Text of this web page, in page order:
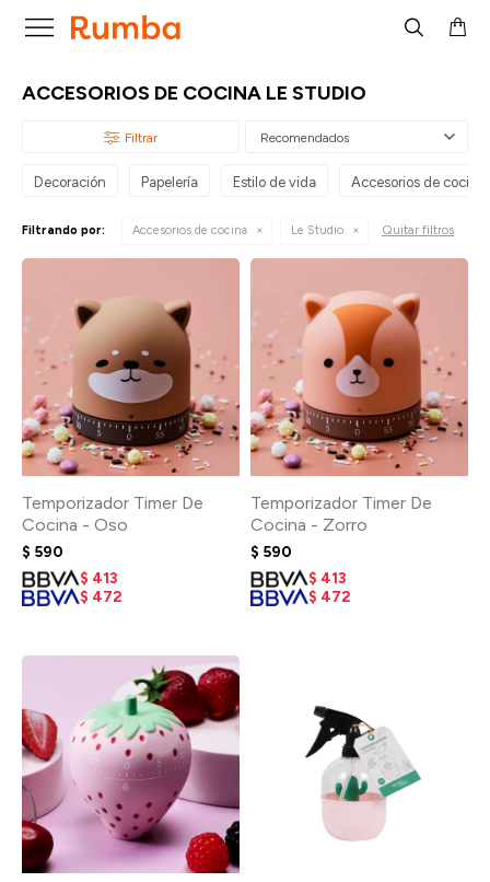

ACCESORIOS DE COCINA LE STUDIO
Recomendados
Decoración Papelería Estilo de vida Accesorios de cocina
Filtrando por: Accesorios de cocina Le Studio Quitar filtros
Temporizador Timer De
Cocina - Oso
$ 590
$ 413
$ 472
Temporizador Timer De
Cocina - Zorro
$ 590
$ 413
$ 472